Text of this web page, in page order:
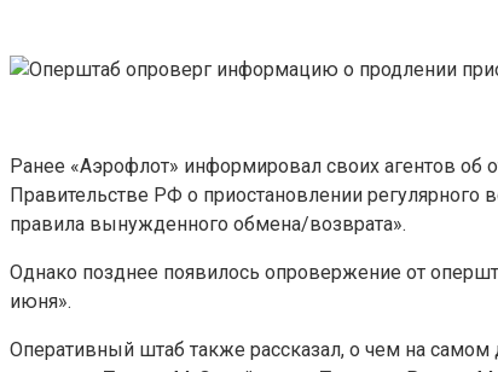
Ранее «Аэрофлот» информировал своих агентов
Правительстве РФ о приостановлении
правила вынужденного обмена/возврата».
Однако позднее появилось опровержение от
июня».
Оперативный штаб также рассказал, о чем на